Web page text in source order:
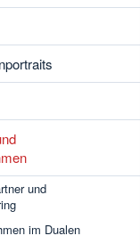
und
im Dualen